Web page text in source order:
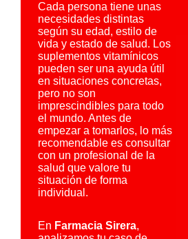
Cada persona tiene unas
necesidades distintas
según su edad, estilo de
vida y estado de salud. Los
suplementos vitamínicos
pueden ser una ayuda útil
en situaciones concretas,
pero no son
imprescindibles para todo
el mundo. Antes de
empezar a tomarlos, lo más
recomendable es consultar
con un profesional de la
salud que valore tu
situación de forma
individual.
En Farmacia Sirera,